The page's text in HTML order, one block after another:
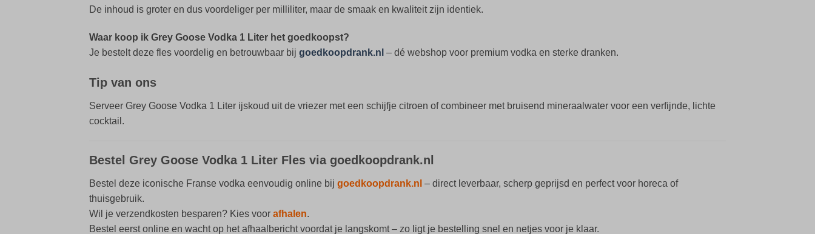
De inhoud is groter en dus voordeliger per milliliter, maar de smaak en kwaliteit zijn identiek.
Waar koop ik Grey Goose Vodka 1 Liter het goedkoopst?
Je bestelt deze fles voordelig en betrouwbaar bij goedkoopdrank.nl – dé webshop voor premium vodka en sterke dranken.
Tip van ons
Serveer Grey Goose Vodka 1 Liter ijskoud uit de vriezer met een schijfje citroen of combineer met bruisend mineraalwater voor een verfijnde, lichte
cocktail.
Bestel Grey Goose Vodka 1 Liter Fles via goedkoopdrank.nl
Bestel deze iconische Franse vodka eenvoudig online bij goedkoopdrank.nl – direct leverbaar, scherp geprijsd en perfect voor horeca of
thuisgebruik.
Wil je verzendkosten besparen? Kies voor afhalen.
Bestel eerst online en wacht op het afhaalbericht voordat je langskomt – zo ligt je bestelling snel en netjes voor je klaar.